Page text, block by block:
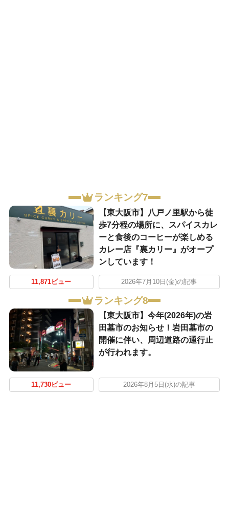
ランキング7
【東大阪市】八戸ノ里駅から徒
歩7分程の場所に、スパイスカレ
ーと食後のコーヒーが楽しめる
カレー店『裏カリー』がオープ
ンしています！
11,871ビュー 2026年7月10日(金)の記事
ランキング8
【東大阪市】今年(2026年)の岩
田墓市のお知らせ！岩田墓市の
開催に伴い、周辺道路の通行止
が行われます。
11,730ビュー 2026年8月5日(水)の記事